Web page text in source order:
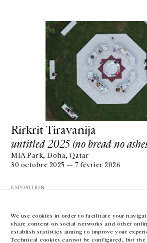
We use cookies in order to facilitate your
share content on social networks and other
establish statistics aiming to improve your
Technical cookies cannot be configured, but
Rirkrit Tiravanija
untitled 2025 (no bread no
MIA Park, Doha, Qatar
30 octobre 2025 — 7 février 2026
EXPOSITION
GALERIE CHANTAL CROUSEL
10 RUE CHARLOT, 75003 PARIS
+33 1 42 77 38 87
GALERIE@CROUSEL.COM
HORAIRES D'OUVERTURE
DU MARDI AU VENDREDI
LE SAMEDI
EN FR 中文 Facebook Instagram